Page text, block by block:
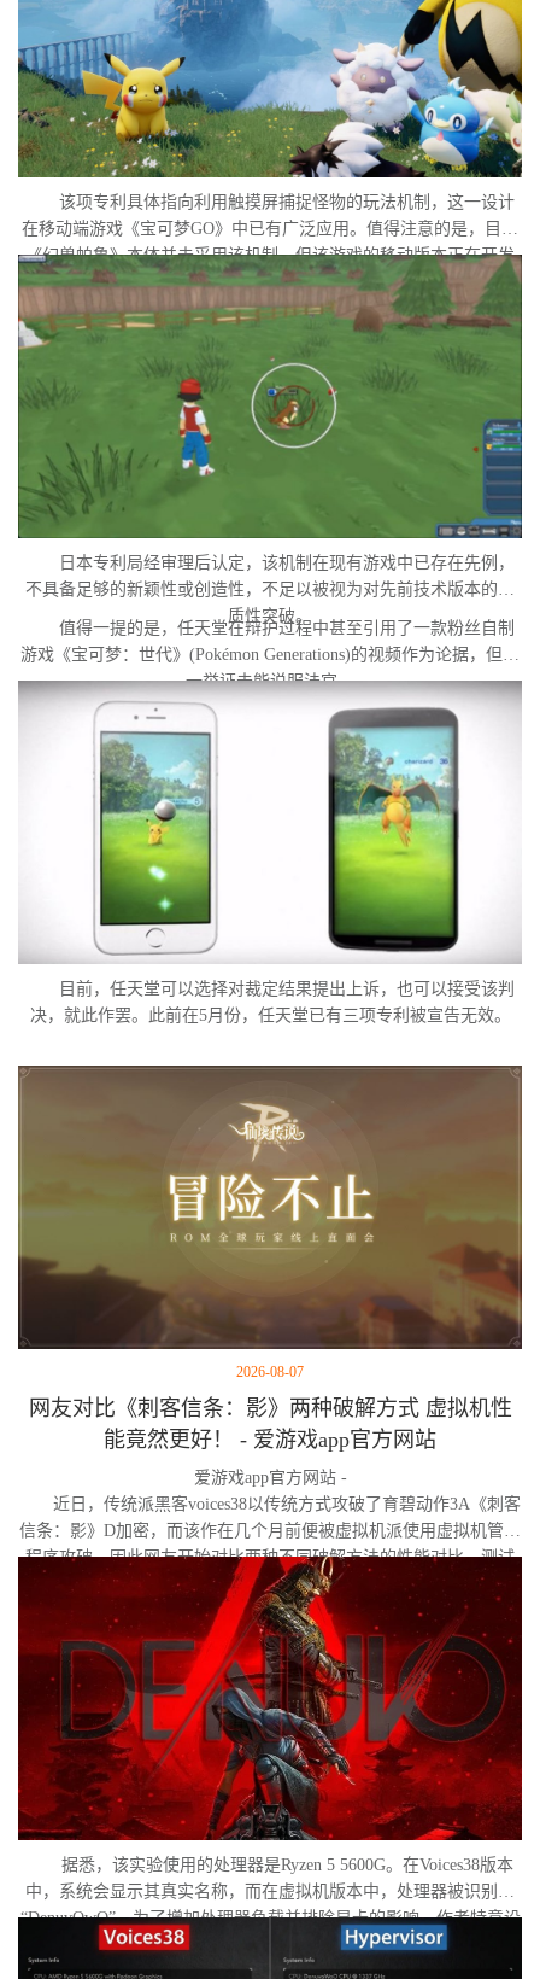
该项专利具体指向利用触摸屏捕捉怪物的玩法机制，这一设计
在移动端游戏《宝可梦GO》中已有广泛应用。值得注意的是，目前
《幻兽帕鲁》本体并未采用该机制，但该游戏的移动版本正在开发
中。外界普遍认为，这很可能是任天堂在当前时间点针对此项专利
发起诉讼的直接原因。
日本专利局经审理后认定，该机制在现有游戏中已存在先例，
不具备足够的新颖性或创造性，不足以被视为对先前技术版本的实
质性突破。
值得一提的是，任天堂在辩护过程中甚至引用了一款粉丝自制
游戏《宝可梦：世代》(Pokémon Generations)的视频作为论据，但这
一举证未能说服法官。
目前，任天堂可以选择对裁定结果提出上诉，也可以接受该判
决，就此作罢。此前在5月份，任天堂已有三项专利被宣告无效。
2026-08-07
网友对比《刺客信条：影》两种破解方式 虚拟机性
能竟然更好！ - 爱游戏app官方网站
爱游戏app官方网站 -
近日，传统派黑客voices38以传统方式攻破了育碧动作3A《刺客
信条：影》D加密，而该作在几个月前便被虚拟机派使用虚拟机管理
程序攻破。因此网友开始对比两种不同破解方法的性能对比。测试
作者决定验证，虚拟机管理程序是否真的会像许多玩家认为的那
样，导致明显的帧数下降。
据悉，该实验使用的处理器是Ryzen 5 5600G。在Voices38版本
中，系统会显示其真实名称，而在虚拟机版本中，处理器被识别为
“DenuvOwO”。为了增加处理器负载并排除显卡的影响，作者特意设
置了低分辨率，并将所有图形设置调至“极低”模式。两项测试均在相
同条件下进行：内存完整性和基于虚拟化的安全性（VBS）均已关